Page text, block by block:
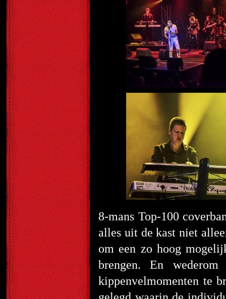
8-mans Top-100
alles uit de kast niet
om een zo hoog
brengen. En
kippenvelmomenten te